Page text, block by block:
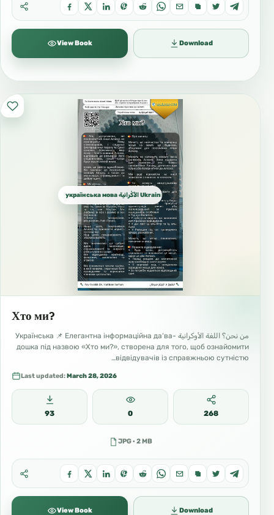
View Book Download
українська мова الأُكْرانية Ukrainian الأوكرانية
Хто ми?
من نحن؟ اللغة الأوكرانية Українська 📌 Елегантна інформаційна да‘ва-
дошка під назвою «Хто ми?», створена для того, щоб ознайомити
відвідувачів із справжньою сутністю…
Last updated:March 28, 2026
93 0 268
JPG · 2 MB
View Book Download